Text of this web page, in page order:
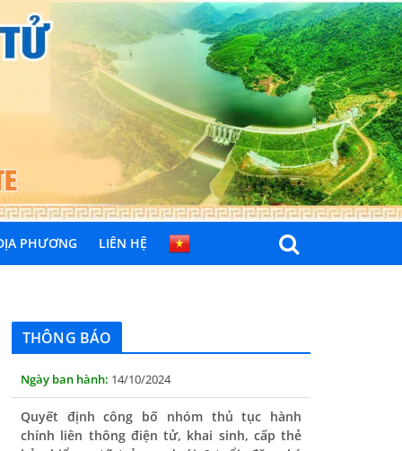
PHƯƠNG LIÊN HỆ
THÔNG BÁO
THÔNG BÁO Niêm yết danh mục dịch vụ công
Yên
Quyết định công bố nhóm thủ tục hành
chính liên thông điện tử, khai sinh, cấp thẻ
bảo hiểm y tế trẻ em dưới 6 tuổi, đăng ký
tạm trú